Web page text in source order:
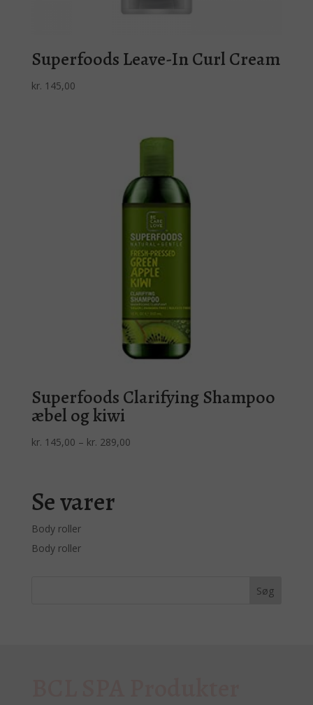
Superfoods Leave-In Curl Cream
kr. 145,00
Superfoods Clarifying Shampoo
æbel og kiwi
kr. 145,00 – kr. 289,00Prisinterval:
Se varer
Body roller
Body roller